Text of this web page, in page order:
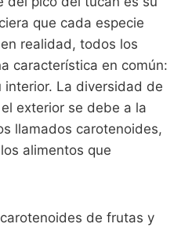
que cada especie
realidad, todos los
característica en común:
interior. La diversidad de
exterior se debe a la
llamados carotenoides,
alimentos que
de frutas y